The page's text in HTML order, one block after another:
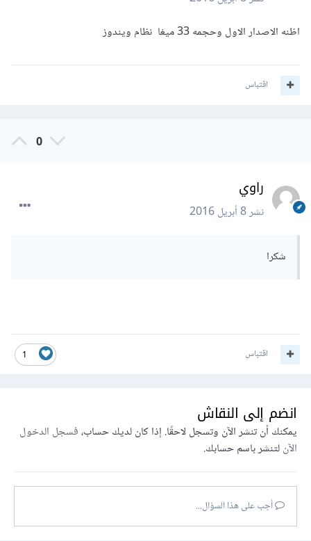
اظنه الاصدار الاول وحجمه 33 ميغا نظام ويندوز
اقتباس
0
راوي
نشر8 أبريل 2016
شكرا
1 اقتباس
انضم إلى النقاش
يمكنك أن تنشر الآن وتسجل لاحقًا. إذا كان لديك حساب،فسجل الدخول
الآنلتنشر باسم حسابك.
أجب على هذا السؤال...